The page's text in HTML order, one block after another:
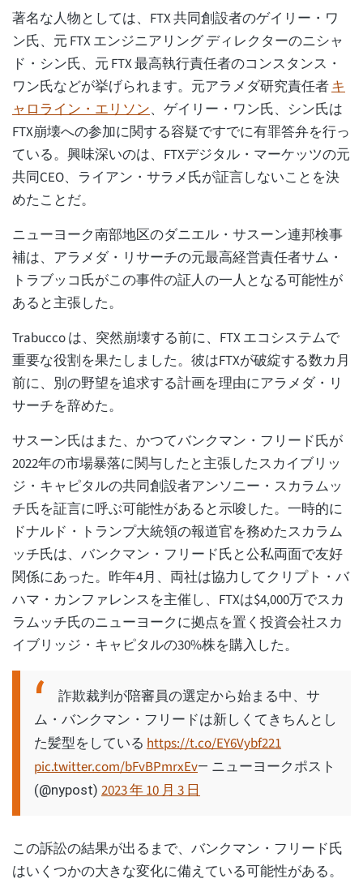
著名な人物としては、FTX 共同創設者のゲイリー・ワ
ン氏、元 FTX エンジニアリング ディレクターのニシャ
ド・シン氏、元 FTX 最高執行責任者のコンスタンス・
ワン氏などが挙げられます。元アラメダ研究責任者キ
ャロライン・エリソン、ゲイリー・ワン氏、シン氏は
FTX崩壊への参加に関する容疑ですでに有罪答弁を行っ
ている。興味深いのは、FTXデジタル・マーケッツの元
共同CEO、ライアン・サラメ氏が証言しないことを決
めたことだ。
ニューヨーク南部地区のダニエル・サスーン連邦検事
補は、アラメダ・リサーチの元最高経営責任者サム・
トラブッコ氏がこの事件の証人の一人となる可能性が
あると主張した。
Trabucco は、突然崩壊する前に、FTX エコシステムで
重要な役割を果たしました。彼はFTXが破綻する数カ月
前に、別の野望を追求する計画を理由にアラメダ・リ
サーチを辞めた。
サスーン氏はまた、かつてバンクマン・フリード氏が
2022年の市場暴落に関与したと主張したスカイブリッ
ジ・キャピタルの共同創設者アンソニー・スカラムッ
チ氏を証言に呼ぶ可能性があると示唆した。一時的に
ドナルド・トランプ大統領の報道官を務めたスカラム
ッチ氏は、バンクマン・フリード氏と公私両面で友好
関係にあった。昨年4月、両社は協力してクリプト・バ
ハマ・カンファレンスを主催し、FTXは$4,000万でスカ
ラムッチ氏のニューヨークに拠点を置く投資会社スカ
イブリッジ・キャピタルの30%株を購入した。
詐欺裁判が陪審員の選定から始まる中、サ
ム・バンクマン・フリードは新しくてきちんとし
た髪型をしている https://t.co/EY6Vybf221
pic.twitter.com/bFvBPmrxEv— ニューヨークポスト
(@nypost) 2023 年 10 月 3 日
この訴訟の結果が出るまで、バンクマン・フリード氏
はいくつかの大きな変化に備えている可能性がある。